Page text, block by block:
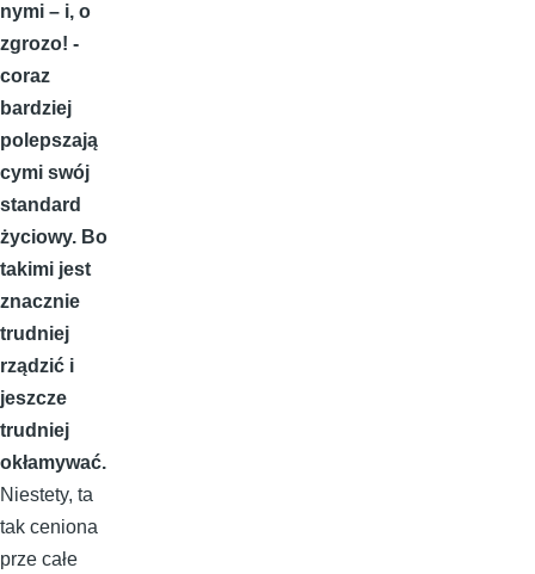
nymi – i, o
zgrozo! -
coraz
bardziej
polepszają
cymi swój
standard
życiowy. Bo
takimi jest
znacznie
trudniej
rządzić i
jeszcze
trudniej
okłamywać.
Niestety, ta
tak ceniona
prze całe